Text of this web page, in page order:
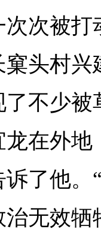
次被打
窠头村
不少
在外
了他。
无效